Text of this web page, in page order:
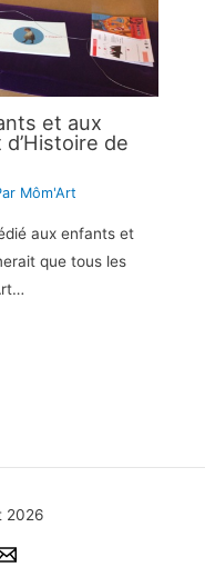
et aux
de
Môm'Art
aux enfants et
que tous les
2026